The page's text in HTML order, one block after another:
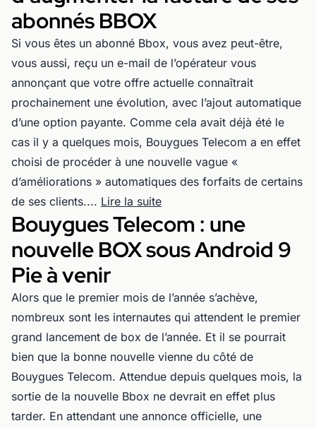
abonnés BBOX
Si vous êtes un abonné Bbox, vous avez peut-être,
vous aussi, reçu un e-mail de l’opérateur vous
annonçant que votre offre actuelle connaîtrait
prochainement une évolution, avec l’ajout automatique
d’une option payante. Comme cela avait déjà été le
cas il y a quelques mois, Bouygues Telecom a en effet
choisi de procéder à une nouvelle vague «
d’améliorations » automatiques des forfaits de certains
de ses clients.... Lire la suite
Bouygues Telecom : une
nouvelle BOX sous Android 9
Pie à venir
Alors que le premier mois de l’année s’achève,
nombreux sont les internautes qui attendent le premier
grand lancement de box de l’année. Et il se pourrait
bien que la bonne nouvelle vienne du côté de
Bouygues Telecom. Attendue depuis quelques mois, la
sortie de la nouvelle Bbox ne devrait en effet plus
tarder. En attendant une annonce officielle, une